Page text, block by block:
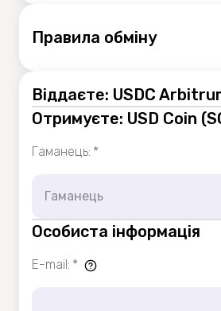
Правила обмiну
Віддаєте: USDC
Отримуєте: USD Coin
Гаманець: *
Особиста інформація
E-mail: *